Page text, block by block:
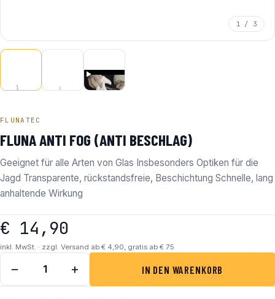
1 / 3
FLUNATEC
FLUNA ANTI FOG (ANTI BESCHLAG)
Geeignet für alle Arten von Glas Insbesonders Optiken für die
Jagd Transparente, rückstandsfreie, Beschichtung Schnelle, lang
anhaltende Wirkung
€ 14,90
inkl. MwSt. · zzgl. Versand ab € 4,90, gratis ab € 75
− + IN DEN WARENKORB